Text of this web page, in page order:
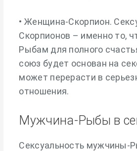
• Женщина-Скорпион.
Скорпионов – именно то,
Рыбам для полного
союз будет основан на
может перерасти в
отношения.
Мужчина-Рыбы в
Сексуальность мужчины-